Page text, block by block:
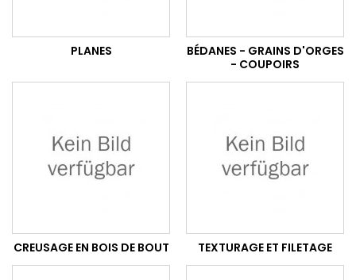
PLANES
BÉDANES - GRAINS D'ORGES
- COUPOIRS
CREUSAGE EN BOIS DE BOUT TEXTURAGE ET FILETAGE